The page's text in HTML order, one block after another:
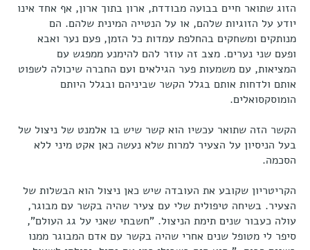
הזוג שתואר חיים בבועה מבודדת, ארון בתוך ארון, אף אחד אינו
יודע על הזוגיות שלהם, או על הנטייה המינית שלהם. הם
מנותקים ומשחקים בהחלפת עמדות כל הזמן, פעם נער ואבא
ופעם שני נערים. מצב זה עוזר להם להימנע ממפגש עם
המציאות, עם משמעות פער הגילאים ועם החברה שיכולה לשפוט
אותם ולדחות אותם בגלל הקשר שביניהם ובגלל היותם
הומוסקסואלים.
הקשר הזה שתואר עכשיו הוא קשר שיש בו אלמנט של ניצול של
בעל הניסיון על הצעיר למרות שלא נעשה כאן אקט מיני ללא
הסכמה.
הקריטריון שקובע את העובדה שיש כאן ניצול הוא הבשלות של
הצעיר. בשיחה טיפולית שלי עם צעיר שהיה בקשר עם מבוגר,
עולה כעבור שנים תימת הניצול. "חשבתי שאני על גג העולם",
סיפר לי מטופל שנים אחרי שהיה בקשר עם אדם המבוגר ממנו